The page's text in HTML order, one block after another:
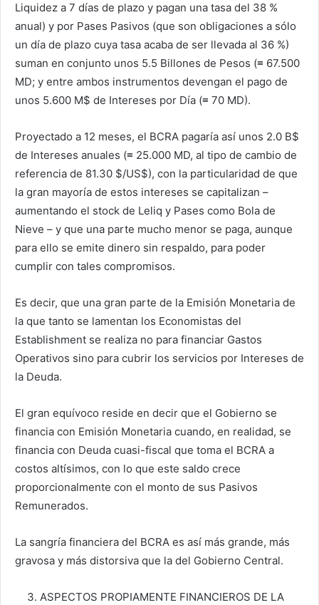
Liquidez a 7 días de plazo y pagan una tasa del 38 %
anual) y por Pases Pasivos (que son obligaciones a sólo
un día de plazo cuya tasa acaba de ser llevada al 36 %)
suman en conjunto unos 5.5 Billones de Pesos (≡ 67.500
MD; y entre ambos instrumentos devengan el pago de
unos 5.600 M$ de Intereses por Día (≡ 70 MD).
Proyectado a 12 meses, el BCRA pagaría así unos 2.0 B$
de Intereses anuales (≡ 25.000 MD, al tipo de cambio de
referencia de 81.30 $/US$), con la particularidad de que
la gran mayoría de estos intereses se capitalizan –
aumentando el stock de Leliq y Pases como Bola de
Nieve – y que una parte mucho menor se paga, aunque
para ello se emite dinero sin respaldo, para poder
cumplir con tales compromisos.
Es decir, que una gran parte de la Emisión Monetaria de
la que tanto se lamentan los Economistas del
Establishment se realiza no para financiar Gastos
Operativos sino para cubrir los servicios por Intereses de
la Deuda.
El gran equívoco reside en decir que el Gobierno se
financia con Emisión Monetaria cuando, en realidad, se
financia con Deuda cuasi-fiscal que toma el BCRA a
costos altísimos, con lo que este saldo crece
proporcionalmente con el monto de sus Pasivos
Remunerados.
La sangría financiera del BCRA es así más grande, más
gravosa y más distorsiva que la del Gobierno Central.
ASPECTOS PROPIAMENTE FINANCIEROS DE LA